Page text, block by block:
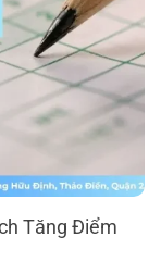
Tăng Điểm